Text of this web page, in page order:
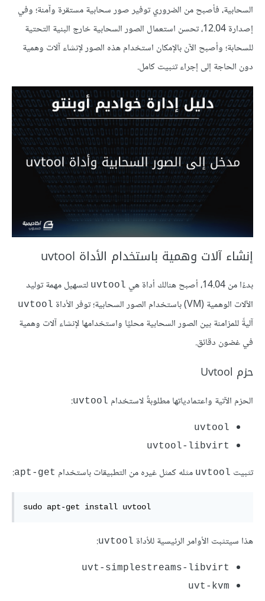
السحابية، فأصبح من الضروري توفير صور سحابية مستقرة وآمنة؛ وفي
إصدارة 12.04، تحسن استعمال الصور السحابية خارج البنية التحتية
للسحابة؛ وأصبح الآن بالإمكان استخدام هذه الصور لإنشاء آلات وهمية
دون الحاجة إلى إجراء تثبيت كامل.
إنشاء آلات وهمية باستخدام الأداة uvtool
بدءًا من 14.04، أصبح هنالك أداة هي uvtool لتسهيل مهمة توليد
الآلات الوهمية (VM) باستخدام الصور السحابية؛ توفر الأداة
uvtool
آليةً للمزامنة بين الصور السحابية محليًا واستخدامها لإنشاء آلات وهمية
في غضون دقائق.
حزم Uvtool
الحزم الآتية واعتمادياتها مطلوبةٌ لاستخدام uvtool
:
uvtool
uvtool-libvirt
تثبيت uvtool مثله كمثل غيره من التطبيقات باستخدام apt-get
:
sudo apt-get install uvtool
هذا سيتثبت الأوامر الرئيسية للأداة uvtool
:
uvt-simplestreams-libvirt
uvt-kvm